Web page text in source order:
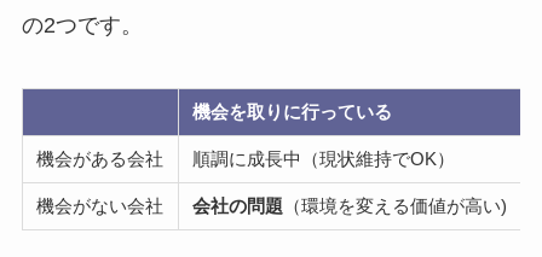
の2つです。
機会を取りに行っている
機会がある会社 順調に成長中（現状維持でOK）
機会がない会社 会社の問題 （環境を変える価値が高い)